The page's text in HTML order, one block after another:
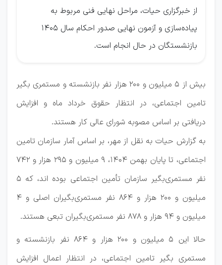
از خبرگزاری حیات، مراحل نهایی فنی مربوط به
پیاده‌سازی و آزمون نهایی صدور احکام سال ۱۴۰۵
بازنشستگان در حال انجام است.
بیش از ۵ میلیون و ۲۰۰ هزار نفر بازنشسته و مستمری بگیر
تامین اجتماعی، در انتظار حقوق خرداد ماه و افزایش
دریافتی بر اساس مصوبه شورای عالی کار هستند.
به گزارش حیات به نقل از مهر، بر اساس آمار سازمان تامین
اجتماعی، تا پایان بهمن ۱۴۰۴، ۹ میلیون و ۲۹۵ هزار و ۷۴۲
نفر مستمری‌بگیر سازمان تأمین اجتماعی بوده اند، که ۵
میلیون و ۲۰۰ هزار و ۸۶۴ نفر مستمری‌بگیران اصلی و ۴
میلیون و ۹۴ هزار و ۸۷۸ نفر مستمری‌بگیران تبعی هستند.
حالا این ۵ میلیون و ۲۰۰ هزار و ۸۶۴ نفر بازنشسته و
مستمری بگیر تامین اجتماعی، در انتظار اعمال افزایش